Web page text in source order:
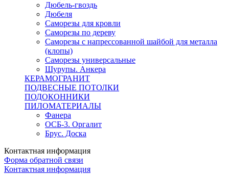
Дюбель-гвоздь
Дюбеля
Саморезы для кровли
Саморезы по дереву
Саморезы с напрессованной шайбой для металла
(клопы)
Саморезы универсальные
Шурупы. Анкера
КЕРАМОГРАНИТ
ПОДВЕСНЫЕ ПОТОЛКИ
ПОДОКОННИКИ
ПИЛОМАТЕРИАЛЫ
Фанера
ОСБ-3. Оргалит
Брус. Доска
Контактная информация
Форма обратной связи
Контактная информация